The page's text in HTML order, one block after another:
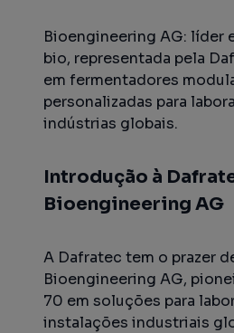
Bioengineering AG: líder
bio, representada pela
em fermentadores
personalizadas para
indústrias globais.
Introdução à
Bioengineering AG
A Dafratec tem o prazer
Bioengineering AG,
70 em soluções para
instalações industriais